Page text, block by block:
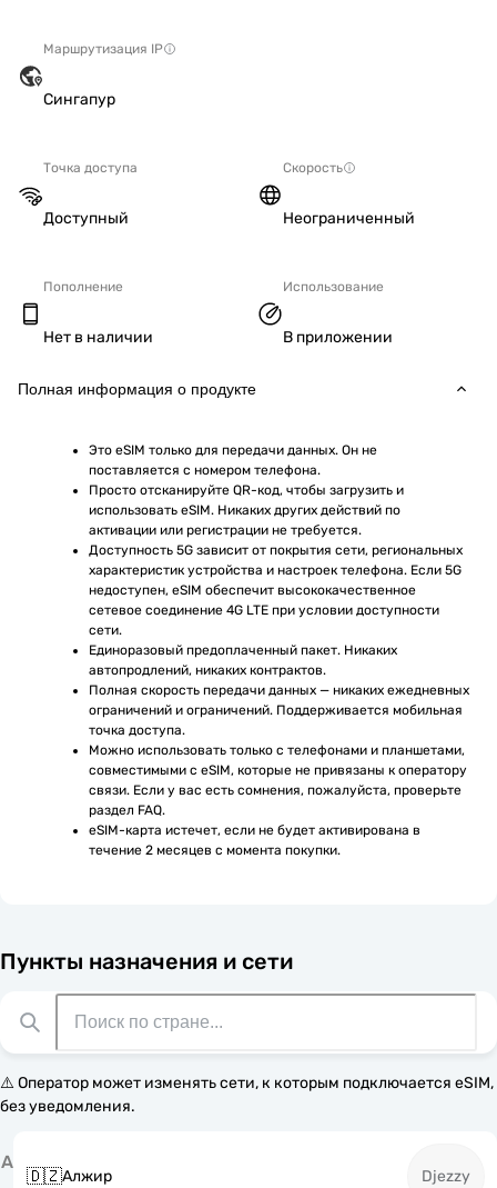
Маршрутизация IP
Сингапур
Точка доступа
Доступный
Скорость
Неограниченный
Пополнение
Нет в наличии
Использование
В приложении
Полная информация о продукте
Это eSIM только для передачи данных. Он не
поставляется с номером телефона.
Просто отсканируйте QR-код, чтобы загрузить и
использовать eSIM. Никаких других действий по
активации или регистрации не требуется.
Доступность 5G зависит от покрытия сети, региональных
характеристик устройства и настроек телефона. Если 5G
недоступен, eSIM обеспечит высококачественное
сетевое соединение 4G LTE при условии доступности
сети.
Единоразовый предоплаченный пакет. Никаких
автопродлений, никаких контрактов.
Полная скорость передачи данных — никаких ежедневных
ограничений и ограничений. Поддерживается мобильная
точка доступа.
Можно использовать только с телефонами и планшетами,
совместимыми с eSIM, которые не привязаны к оператору
связи. Если у вас есть сомнения, пожалуйста, проверьте
раздел FAQ.
eSIM-карта истечет, если не будет активирована в
течение 2 месяцев с момента покупки.
Пункты назначения и сети
⚠️ Оператор может изменять сети, к которым подключается eSIM,
без уведомления.
А
🇩🇿Алжир Djezzy